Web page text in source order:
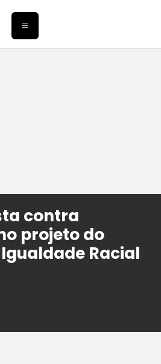
contra
projeto do
Racial